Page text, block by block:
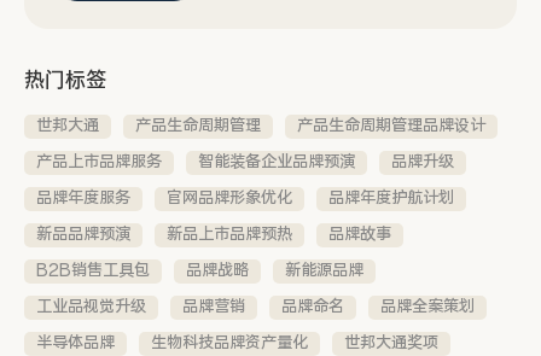
热门标签
世邦大通 产品生命周期管理
产品生命周期管理品牌设计
产品上市品牌服务
智能装备企业品牌预演
品牌升级
品牌年度服务
官网品牌形象优化
品牌年度护航计划
新品品牌预演
新品上市品牌预热
品牌故事
B2B销售工具包
品牌战略
新能源品牌
工业品视觉升级
品牌营销 品牌命名
品牌全案策划
半导体品牌
生物科技品牌资产量化
世邦大通奖项